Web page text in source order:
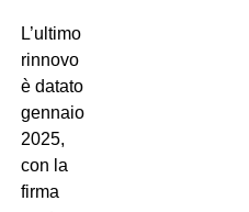
L’ultimo
rinnovo
è datato
gennaio
2025,
con la
firma